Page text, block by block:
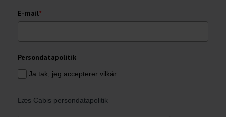
E-mail*
Persondatapolitik
Ja tak, jeg accepterer vilkår
Læs Cabis persondatapolitik